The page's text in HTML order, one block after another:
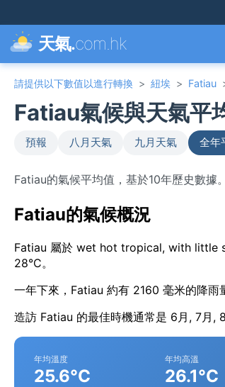
天氣.com.hk
請提供以下數值以進行轉換 > 紐埃 > Fatiau
Fatiau氣候與天氣平
預報 八月天氣 九月天氣 全年
Fatiau的氣候平均值，基於10年歷史數據。
Fatiau的氣候概況
Fatiau 屬於 wet hot tropical, with little
28°C。
一年下來，Fatiau 約有 2160 毫米的降雨
造訪 Fatiau 的最佳時機通常是 6月, 7月,
年均溫度
25.6°C
年均高溫
26.1°C